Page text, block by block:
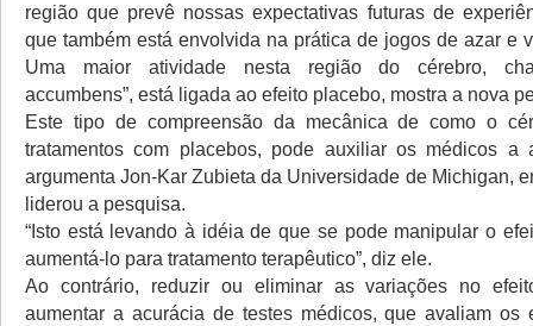
região que prevê nossas expectativas futuras de
que também está envolvida na prática de jogos de azar e
Uma maior atividade nesta região do cérebro,
accumbens”, está ligada ao efeito placebo, mostra a nova
Este tipo de compreensão da mecânica de como o
tratamentos com placebos, pode auxiliar os médicos a
argumenta Jon-Kar Zubieta da Universidade de Michigan,
liderou a pesquisa.
“Isto está levando à idéia de que se pode manipular o
aumentá-lo para tratamento terapêutico”, diz ele.
Ao contrário, reduzir ou eliminar as variações no
aumentar a acurácia de testes médicos, que avaliam os